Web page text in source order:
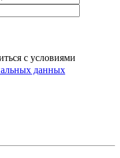
с условиями
данных